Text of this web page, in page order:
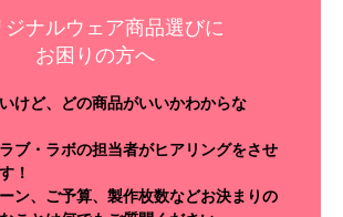
ジナルウェア商品選びに
お困りの方へ
いけど、どの商品がいいかわからな
ブ・ラボの担当者がヒアリングをさせ
！
ン、ご予算、製作枚数などお決まりの